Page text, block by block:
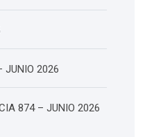
JUNIO 2026
874 – JUNIO 2026